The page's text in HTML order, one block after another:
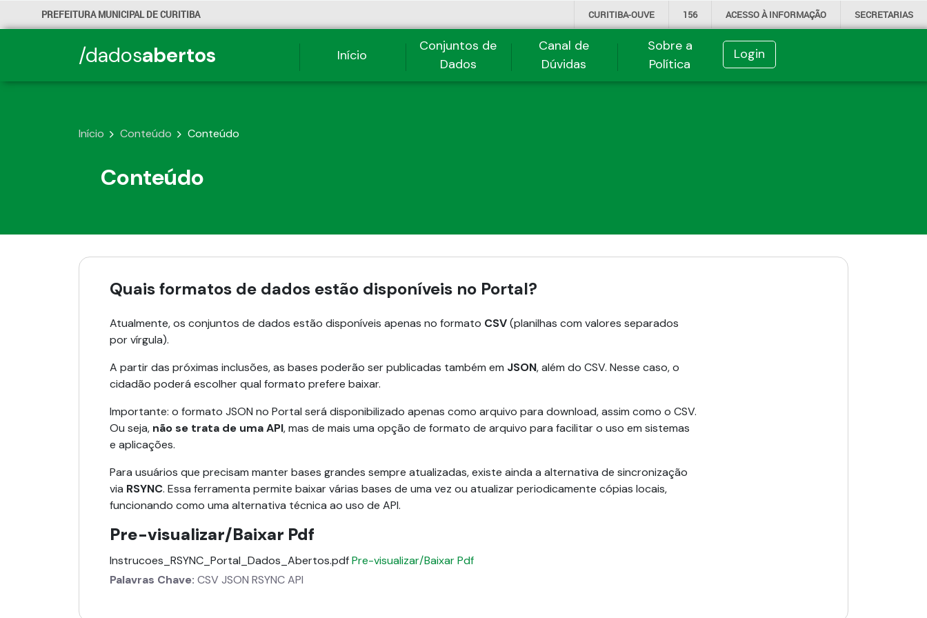
PREFEITURA MUNICIPAL DE CURITIBA CURITIBA-OUVE 156 ACESSO ÀINFORMAÇÃO SECRETARIAS
/dadosabertos Início
Conjuntos de
Dados
Canal de
Dúvidas
Sobre a
Política
Login
Início Conteúdo Conteúdo
Conteúdo
Quais formatos de dados estão disponíveis no Portal?
Atualmente, os conjuntos de dados estão disponíveis apenas no formato CSV(planilhas com valores separados
por vírgula).
A partir das próximas inclusões, as bases poderão ser publicadas também em JSON, além do CSV. Nesse caso, o
cidadão poderá escolher qual formato prefere baixar.
Importante: o formato JSON no Portal será disponibilizado apenas como arquivo para download, assim como o CSV.
Ou seja, não se trata de uma API, mas de mais uma opção de formato de arquivo para facilitar o uso em sistemas
e aplicações.
Para usuários que precisam manter bases grandes sempre atualizadas, existe ainda a alternativa de sincronização
via RSYNC. Essa ferramenta permite baixar várias bases de uma vez ou atualizar periodicamente cópias locais,
funcionando como uma alternativa técnica ao uso de API.
Pre-visualizar/Baixar Pdf
Instrucoes_RSYNC_Portal_Dados_Abertos.pdfPre-visualizar/Baixar Pdf
Palavras Chave: CSVJSON RSYNCAPI